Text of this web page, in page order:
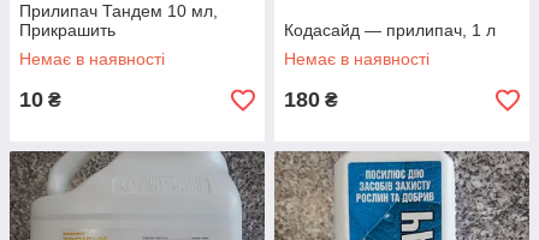
Прилипач Тандем 10 мл,
Прикрашить
Немає в наявності
10 ₴
Кодасайд — прилипач, 1 л
Немає в наявності
180 ₴